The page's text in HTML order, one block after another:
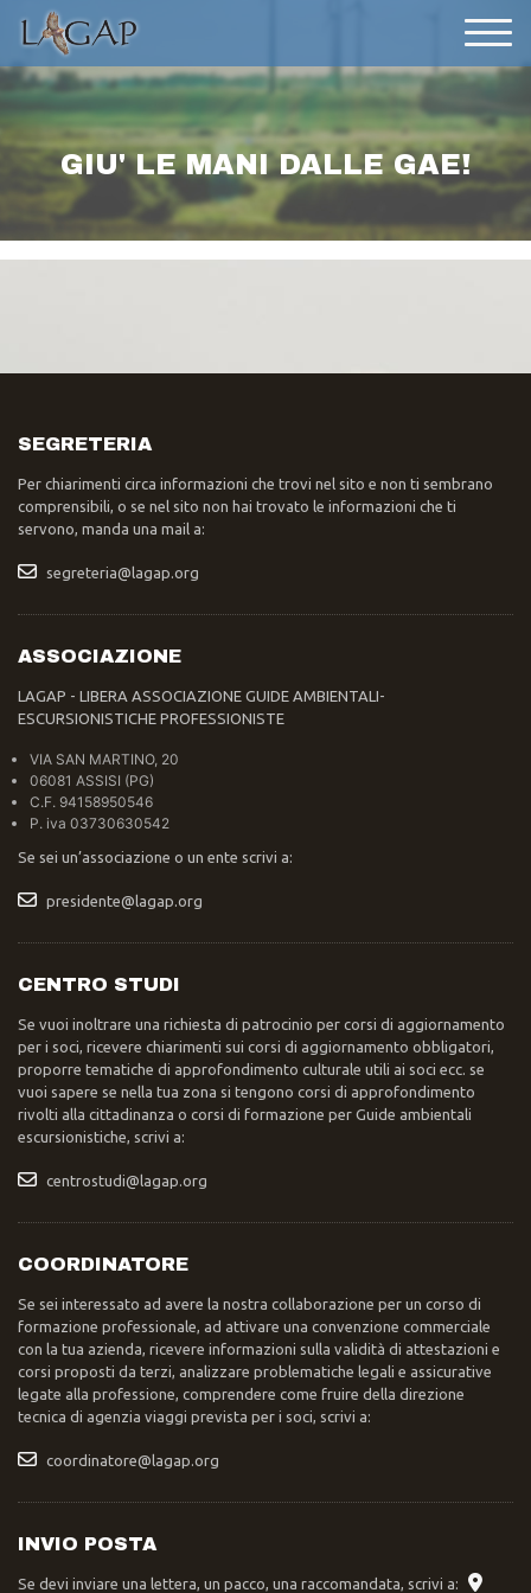
GIU' LE MANI DALLE GAE!
SEGRETERIA
Per chiarimenti circa informazioni che trovi nel sito e non ti sembrano
comprensibili, o se nel sito non hai trovato le informazioni che ti
servono, manda una mail a:
segreteria@lagap.org
ASSOCIAZIONE
LAGAP - LIBERA ASSOCIAZIONE GUIDE AMBIENTALI-
ESCURSIONISTICHE PROFESSIONISTE
VIA SAN MARTINO, 20
06081 ASSISI (PG)
C.F. 94158950546
P. iva 03730630542
Se sei un’associazione o un ente scrivi a:
presidente@lagap.org
CENTRO STUDI
Se vuoi inoltrare una richiesta di patrocinio per corsi di aggiornamento
per i soci, ricevere chiarimenti sui corsi di aggiornamento obbligatori,
proporre tematiche di approfondimento culturale utili ai soci ecc. se
vuoi sapere se nella tua zona si tengono corsi di approfondimento
rivolti alla cittadinanza o corsi di formazione per Guide ambientali
escursionistiche, scrivi a:
centrostudi@lagap.org
COORDINATORE
Se sei interessato ad avere la nostra collaborazione per un corso di
formazione professionale, ad attivare una convenzione commerciale
con la tua azienda, ricevere informazioni sulla validità di attestazioni e
corsi proposti da terzi, analizzare problematiche legali e assicurative
legate alla professione, comprendere come fruire della direzione
tecnica di agenzia viaggi prevista per i soci, scrivi a:
coordinatore@lagap.org
INVIO POSTA
Se devi inviare una lettera, un pacco, una raccomandata, scrivi a: